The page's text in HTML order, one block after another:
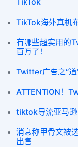
TikTok
TikTok海外真机
有哪些超实用的
百万了！
Twitter广告之“道
ATTENTION！
tiktok导流亚马
消息称甲骨文被
出售